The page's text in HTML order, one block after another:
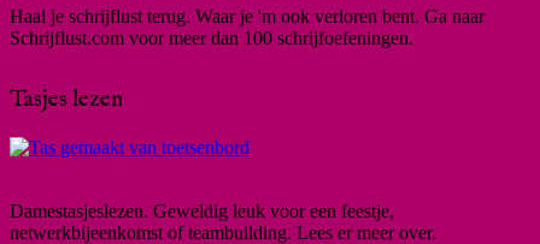
Haal je schrijflust terug. Waar je 'm ook verloren bent. Ga naar
Schrijflust.com voor meer dan 100 schrijfoefeningen.
Tasjes lezen
Damestasjeslezen. Geweldig leuk voor een feestje,
netwerkbijeenkomst of teambuilding. Lees er meer over.